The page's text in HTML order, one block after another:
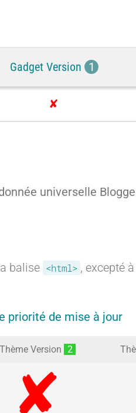
Gadget Version 1
s
universelle
balise <html> , excepté
priorité de mise à jour
Thème Version 2